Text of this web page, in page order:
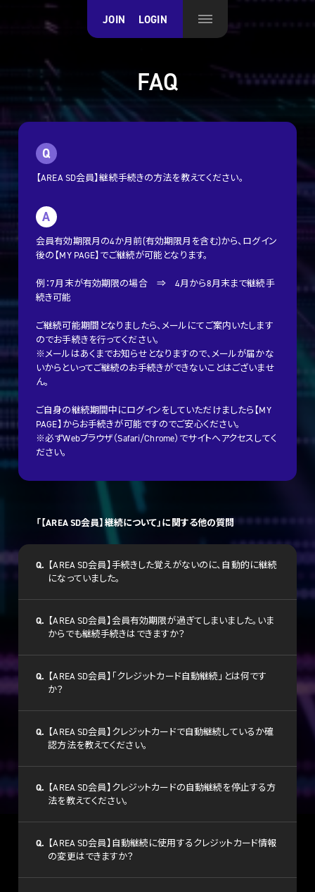
JOIN LOGIN
FAQ
Q
【AREA SD会員】継続手続きの方法を教えてください。
A
会員有効期限月の4か月前(有効期限月を含む)から、ログイン
後の【MY PAGE】でご継続が可能となります。
例：7月末が有効期限の場合 ⇒ 4月から8月末まで継続手
続き可能
ご継続可能期間となりましたら、メールにてご案内いたします
のでお手続きを行ってください。
※メールはあくまでお知らせとなりますので、メールが届かな
いからといってご継続のお手続きができないことはございませ
ん。
ご自身の継続期間中にログインをしていただけましたら【MY
PAGE】からお手続きが可能ですのでご安心ください。
※必ずWebブラウザ（Safari/Chrome）でサイトへアクセスしてく
ださい。
「【AREA SD会員】継続について」に関する他の質問
Q. 【AREA SD会員】手続きした覚えがないのに、自動的に継続
になっていました。
Q. 【AREA SD会員】会員有効期限が過ぎてしまいました。いま
からでも継続手続きはできますか？
Q. 【AREA SD会員】「クレジットカード自動継続」とは何です
か？
Q. 【AREA SD会員】クレジットカードで自動継続しているか確
認方法を教えてください。
Q. 【AREA SD会員】クレジットカードの自動継続を停止する方
法を教えてください。
Q. 【AREA SD会員】自動継続に使用するクレジットカード情報
の変更はできますか？